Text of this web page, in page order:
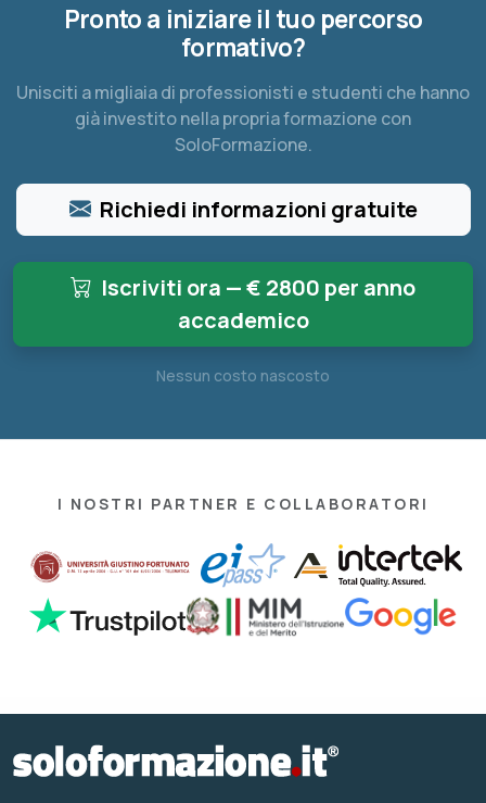
Pronto a iniziare il tuo percorso
formativo?
Unisciti a migliaia di professionisti e studenti che hanno
già investito nella propria formazione con
SoloFormazione.
Richiedi informazioni gratuite
Iscriviti ora — € 2800 per anno
accademico
Nessun costo nascosto
I NOSTRI PARTNER E COLLABORATORI